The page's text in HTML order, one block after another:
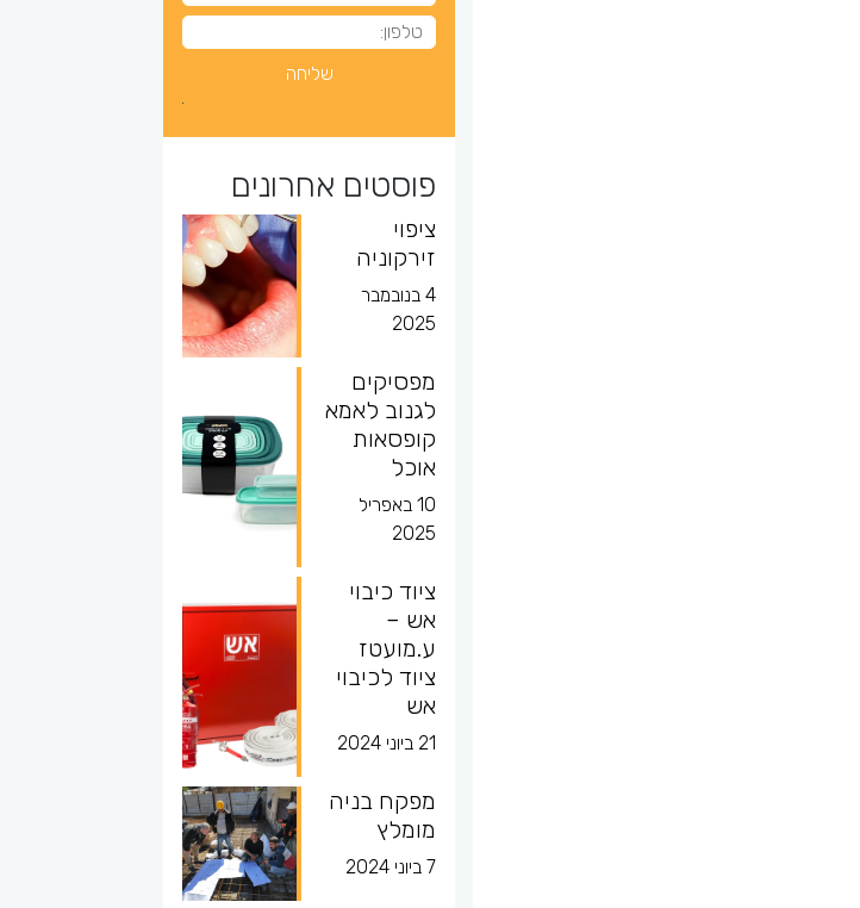
פוסטים אחרונים
ציפוי
זירקוניה
4 בנובמבר
2025
מפסיקים
לגנוב לאמא
קופסאות
אוכל
10 באפריל
2025
ציוד כיבוי
אש –
ע.מועטז
ציוד לכיבוי
אש
21 ביוני 2024
מפקח בניה
מומלץ
7 ביוני 2024